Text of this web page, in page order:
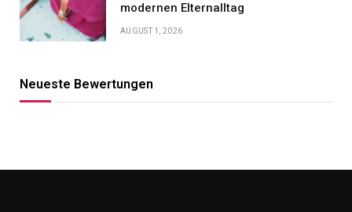
modernen Elternalltag
AUGUST 1, 2026
Neueste Bewertungen